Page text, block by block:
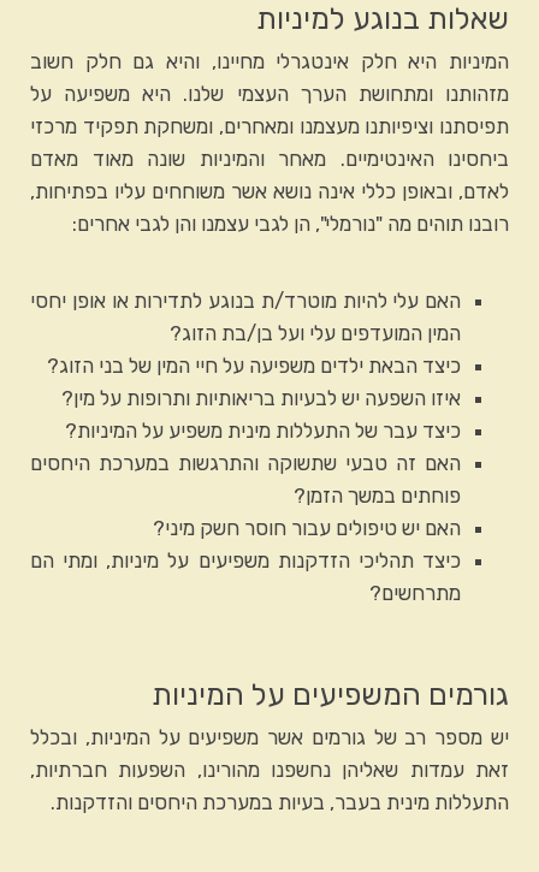
שאלות בנוגע למיניות
המיניות היא חלק אינטגרלי מחיינו, והיא גם חלק חשוב
מזהותנו ומתחושת הערך העצמי שלנו. היא משפיעה על
תפיסתנו וציפיותנו מעצמנו ומאחרים, ומשחקת תפקיד מרכזי
ביחסינו האינטימיים. מאחר והמיניות שונה מאוד מאדם
לאדם, ובאופן כללי אינה נושא אשר משוחחים עליו בפתיחות,
רובנו תוהים מה "נורמלי", הן לגבי עצמנו והן לגבי אחרים:
האם עלי להיות מוטרד/ת בנוגע לתדירות או אופן יחסי
המין המועדפים עלי ועל בן/בת הזוג?
כיצד הבאת ילדים משפיעה על חיי המין של בני הזוג?
איזו השפעה יש לבעיות בריאותיות ותרופות על מין?
כיצד עבר של התעללות מינית משפיע על המיניות?
האם זה טבעי שתשוקה והתרגשות במערכת היחסים
פוחתים במשך הזמן?
האם יש טיפולים עבור חוסר חשק מיני?
כיצד תהליכי הזדקנות משפיעים על מיניות, ומתי הם
מתרחשים?
גורמים המשפיעים על המיניות
יש מספר רב של גורמים אשר משפיעים על המיניות, ובכלל
זאת עמדות שאליהן נחשפנו מהורינו, השפעות חברתיות,
התעללות מינית בעבר, בעיות במערכת היחסים והזדקנות.